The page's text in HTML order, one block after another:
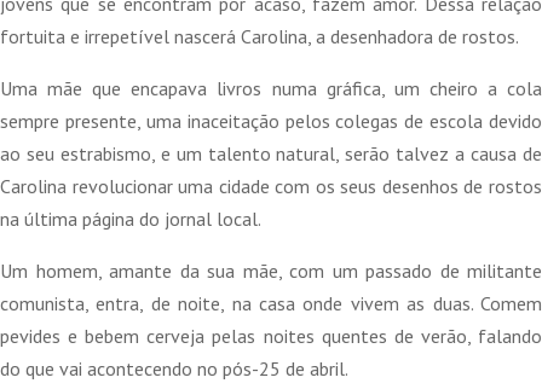
16,65 €.14,99 €.
fortuita e irrepetível nascerá Carolina, a desenhadora de rostos.
Uma mãe que encapava livros numa gráfica, um cheiro a cola
sempre presente, uma inaceitação pelos colegas de escola devido
ao seu estrabismo, e um talento natural, serão talvez a causa de
Carolina revolucionar uma cidade com os seus desenhos de rostos
na última página do jornal local.
Um homem, amante da sua mãe, com um passado de militante
comunista, entra, de noite, na casa onde vivem as duas. Comem
pevides e bebem cerveja pelas noites quentes de verão, falando
do que vai acontecendo no pós-25 de abril.